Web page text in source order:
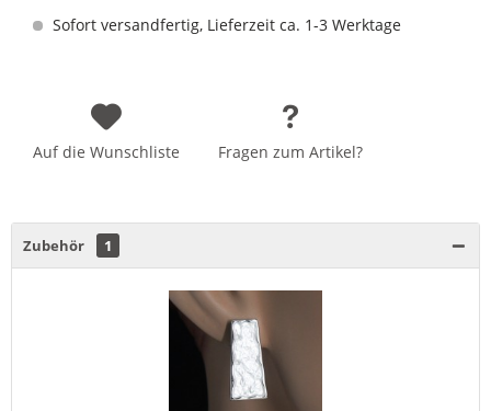
Sofort versandfertig, Lieferzeit ca. 1-3 Werktage
Auf die Wunschliste Fragen zum Artikel?
Zubehör 1